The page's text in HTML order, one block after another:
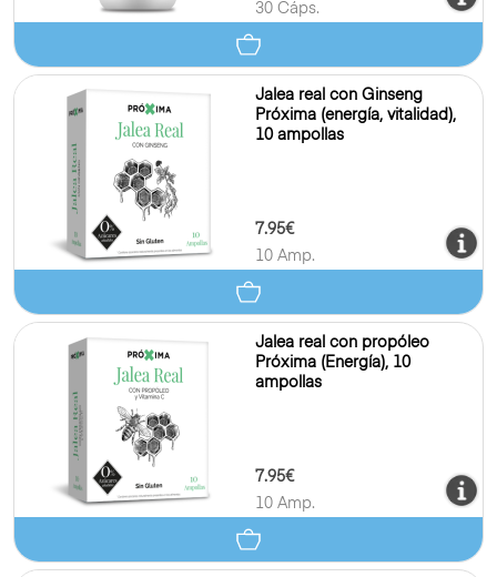
30 Cáps.
Jalea real con Ginseng
Próxima (energía, vitalidad),
10 ampollas
7.95€
10 Amp.
Jalea real con propóleo
Próxima (Energía), 10
ampollas
7.95€
10 Amp.